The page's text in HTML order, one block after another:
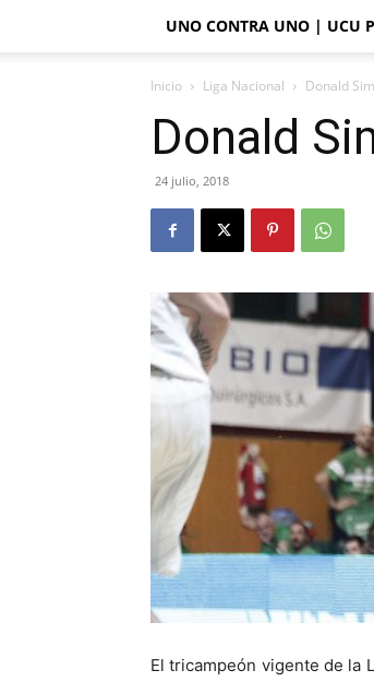
UNO CONTRA UNO | UCU
Inicio Liga Nacional Donald
Donald
24 julio, 2018
El tricampeón vigente de la